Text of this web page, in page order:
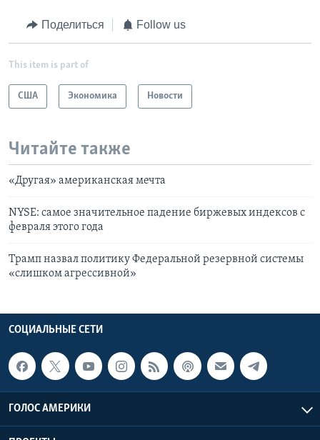
Поделиться Follow us
This item is part of
США Экономика Новости
Читайте также
«Другая» американская мечта
NYSE: самое значительное падение биржевых индексов с
февраля этого года
Трамп назвал политику Федеральной резервной системы
«слишком агрессивной»
СОЦИАЛЬНЫЕ СЕТИ
ГОЛОС АМЕРИКИ